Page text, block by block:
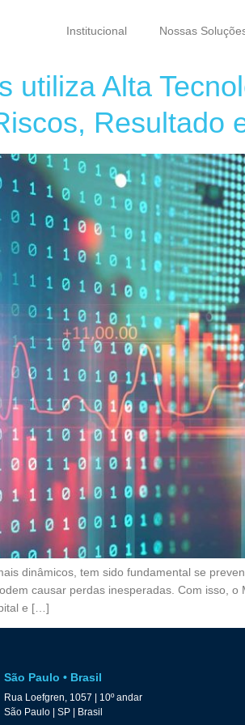
Institucional Nossas
utiliza Alta
Resultado
dinâmicos, tem sido fundamental se
causar perdas inesperadas. Com isso,
e […]
São Paulo • Brasil
Rua Loefgren, 1057 | 10º andar
São Paulo | SP | Brasil